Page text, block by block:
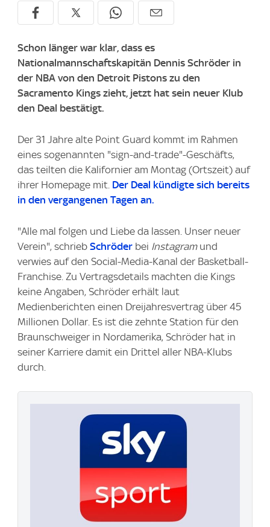
Schon länger war klar, dass es
Nationalmannschaftskapitän Dennis Schröder in
der NBA von den Detroit Pistons zu den
Sacramento Kings zieht, jetzt hat sein neuer Klub
den Deal bestätigt.
Der 31 Jahre alte Point Guard kommt im Rahmen
eines sogenannten "sign-and-trade"-Geschäfts,
das teilten die Kalifornier am Montag (Ortszeit) auf
ihrer Homepage mit. Der Deal kündigte sich bereits
in den vergangenen Tagen an.
"Alle mal folgen und Liebe da lassen. Unser neuer
Verein", schrieb Schröder bei Instagramund
verwies auf den Social-Media-Kanal der Basketball-
Franchise. Zu Vertragsdetails machten die Kings
keine Angaben, Schröder erhält laut
Medienberichten einen Dreijahresvertrag über 45
Millionen Dollar. Es ist die zehnte Station für den
Braunschweiger in Nordamerika, Schröder hat in
seiner Karriere damit ein Drittel aller NBA-Klubs
durch.